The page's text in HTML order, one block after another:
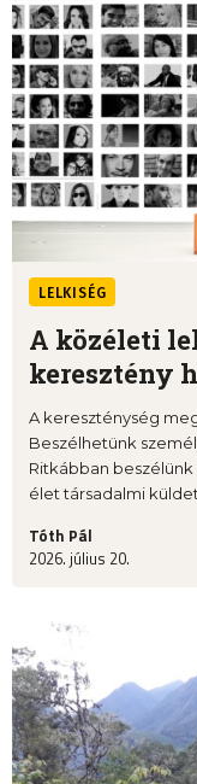
LELKISÉG
A közéleti
keresztény
A kereszténység
Beszélhetünk
Ritkábban
élet társadalmi
Tóth Pál
2026. július 20.